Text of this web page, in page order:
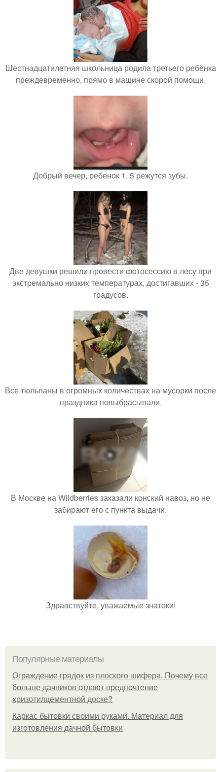
Шестнадцатилетняя школьница родила третьего ребёнка
преждевременно, прямо в машине скорой помощи.
Добрый вечер, ребенок 1, 5 режутся зубы.
Две девушки решили провести фотосессию в лесу при
экстремально низких температурах, достигавших - 35
градусов.
Все тюльпаны в огромных количествах на мусорки после
праздника повыбрасывали.
В Москве на Wildberries заказали конский навоз, но не
забирают его с пункта выдачи.
Здравствуйте, уважаемые знатоки!
Популярные материалы
Ограждение грядок из плоского шифера. Почему все
больше дачников отдают предпочтение
хризотилцементной доске?
Каркас бытовки своими руками. Материал для
изготовления дачной бытовки